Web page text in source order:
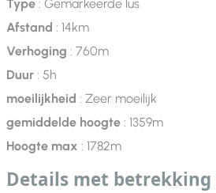
Type: Gemarkeerde lus
Afstand : 14km
Verhoging : 760m
Duur: 5h
moeilijkheid : Zeer moeilijk
gemiddelde hoogte: 1359m
Hoogte max : 1782m
Details met